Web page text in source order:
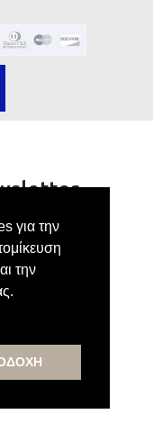
για την
την
μας για να